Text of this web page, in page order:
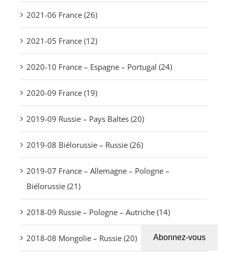
2021-06 France (26)
2021-05 France (12)
2020-10 France – Espagne – Portugal (24)
2020-09 France (19)
2019-09 Russie – Pays Baltes (20)
2019-08 Biélorussie – Russie (26)
2019-07 France – Allemagne – Pologne –
Biélorussie (21)
2018-09 Russie – Pologne – Autriche (14)
2018-08 Mongolie – Russie (20) Abonnez-vous